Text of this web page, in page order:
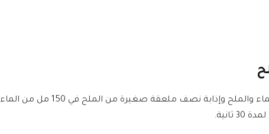
ولتخفيف التهاب الحلق، يمكن الغرغرة بالماء والملح وإذابة نصف ملعقة صغيرة من الملح في 150 مل من الماء